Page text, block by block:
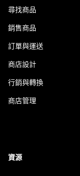
尋找商品
銷售商品
訂單與運送
商店設計
行銷與轉換
商店管理
資源